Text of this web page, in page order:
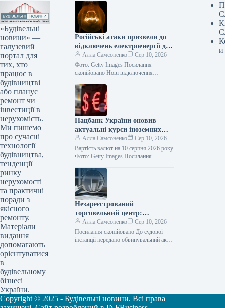
«Будівельні
новини» —
галузевий
портал для
тих, хто
працює в
будівництві
або планує
ремонт чи
інвестиції в
нерухомість.
Ми пишемо
про сучасні
технології
будівництва,
тенденції
ринку
нерухомості
та практичні
поради з
якісного
ремонту.
Матеріали
видання
допомагають
орієнтуватися
в
будівельному
бізнесі
України.
Російські атаки призвели до
відключень електроенергії для
споживачів у чотирьох
регіонах.
Алла Самсоненко
Сер 10, 2026
Фото: Getty Images Посилання
скопійовано Нові відключення
Донецькій, Дніпропетровській,
Харківській та Сумській областях
через ворожі обстріли. Цю…
Нацбанк України оновив
актуальні курси іноземних
валют станом на 10 серпня
Алла Самсоненко
Сер 10, 2026
Вартість валют на 10 серпня 2026 року
Фото: Getty Images Посилання
оновили обмінні курси на 10 серпня:…
Незареєстрований
торговельний центр:
відповідатиме посадовець
міграційної служби
Алла Самсоненко
Сер 10, 2026
Посилання скопійовано До судової
інстанції передано обвинувальний акт
и
Copyright © 2025 - Будівельні новини. Всі права